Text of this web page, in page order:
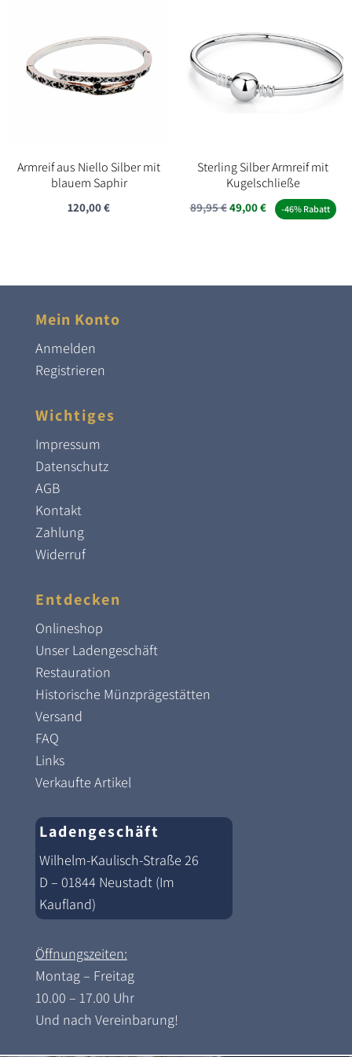
Armreif aus Niello Silber mit
blauem Saphir
120,00€
Sterling Silber Armreif mit
Kugelschließe
89,95€Ursprünglicher
49,00€Aktueller
-46% Rabatt
Mein Konto
Anmelden
Registrieren
Wichtiges
Impressum
Datenschutz
AGB
Kontakt
Zahlung
Widerruf
Entdecken
Onlineshop
Unser Ladengeschäft
Restauration
Historische Münzprägestätten
Versand
FAQ
Links
Verkaufte Artikel
Ladengeschäft
Wilhelm-Kaulisch-Straße 26
D – 01844 Neustadt (Im
Kaufland)
Öffnungszeiten:
Montag – Freitag
10.00 – 17.00 Uhr
Und nach Vereinbarung!